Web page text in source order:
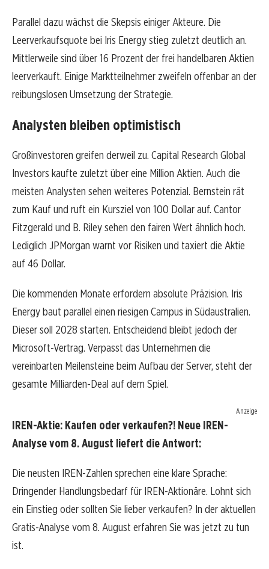
Parallel dazu wächst die Skepsis einiger Akteure. Die
Leerverkaufsquote bei Iris Energy stieg zuletzt deutlich an.
Mittlerweile sind über 16 Prozent der frei handelbaren Aktien
leerverkauft. Einige Marktteilnehmer zweifeln offenbar an der
reibungslosen Umsetzung der Strategie.
Analysten bleiben optimistisch
Großinvestoren greifen derweil zu. Capital Research Global
Investors kaufte zuletzt über eine Million Aktien. Auch die
meisten Analysten sehen weiteres Potenzial. Bernstein rät
zum Kauf und ruft ein Kursziel von 100 Dollar auf. Cantor
Fitzgerald und B. Riley sehen den fairen Wert ähnlich hoch.
Lediglich JPMorgan warnt vor Risiken und taxiert die Aktie
auf 46 Dollar.
Die kommenden Monate erfordern absolute Präzision. Iris
Energy baut parallel einen riesigen Campus in Südaustralien.
Dieser soll 2028 starten. Entscheidend bleibt jedoch der
Microsoft-Vertrag. Verpasst das Unternehmen die
vereinbarten Meilensteine beim Aufbau der Server, steht der
gesamte Milliarden-Deal auf dem Spiel.
Anzeige
IREN-Aktie: Kaufen oder verkaufen?! Neue IREN-
Analyse vom 8. August liefert die Antwort:
Die neusten IREN-Zahlen sprechen eine klare Sprache:
Dringender Handlungsbedarf für IREN-Aktionäre. Lohnt sich
ein Einstieg oder sollten Sie lieber verkaufen? In der aktuellen
Gratis-Analyse vom 8. August erfahren Sie was jetzt zu tun
ist.